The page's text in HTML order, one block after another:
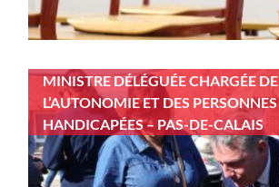
MINISTRE DÉLÉGUÉE CHARGÉE DE
L’AUTONOMIE ET DES PERSONNES
HANDICAPÉES – PAS-DE-CALAIS